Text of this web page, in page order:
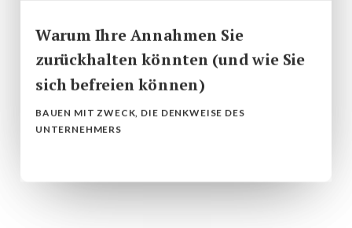
Warum Ihre Annahmen Sie
zurückhalten könnten (und wie Sie
sich befreien können)
BAUEN MIT ZWECK, DIE DENKWEISE DES
UNTERNEHMERS